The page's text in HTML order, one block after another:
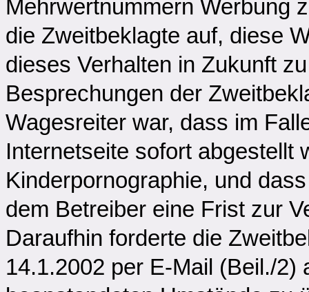
Mehrwertnummern Werbung
die Zweitbeklagte auf, diese
dieses Verhalten in Zukunft
Besprechungen der
Wagesreiter war, dass im
Internetseite sofort abgestellt
Kinderpornographie, und
dem Betreiber eine Frist zur
Daraufhin forderte die
14.1.2002 per E-Mail (Beil./2)